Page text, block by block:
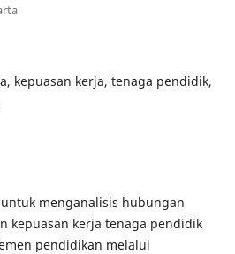
kepuasan kerja, tenaga pendidik,
menganalisis hubungan
kepuasan kerja tenaga pendidik
pendidikan melalui